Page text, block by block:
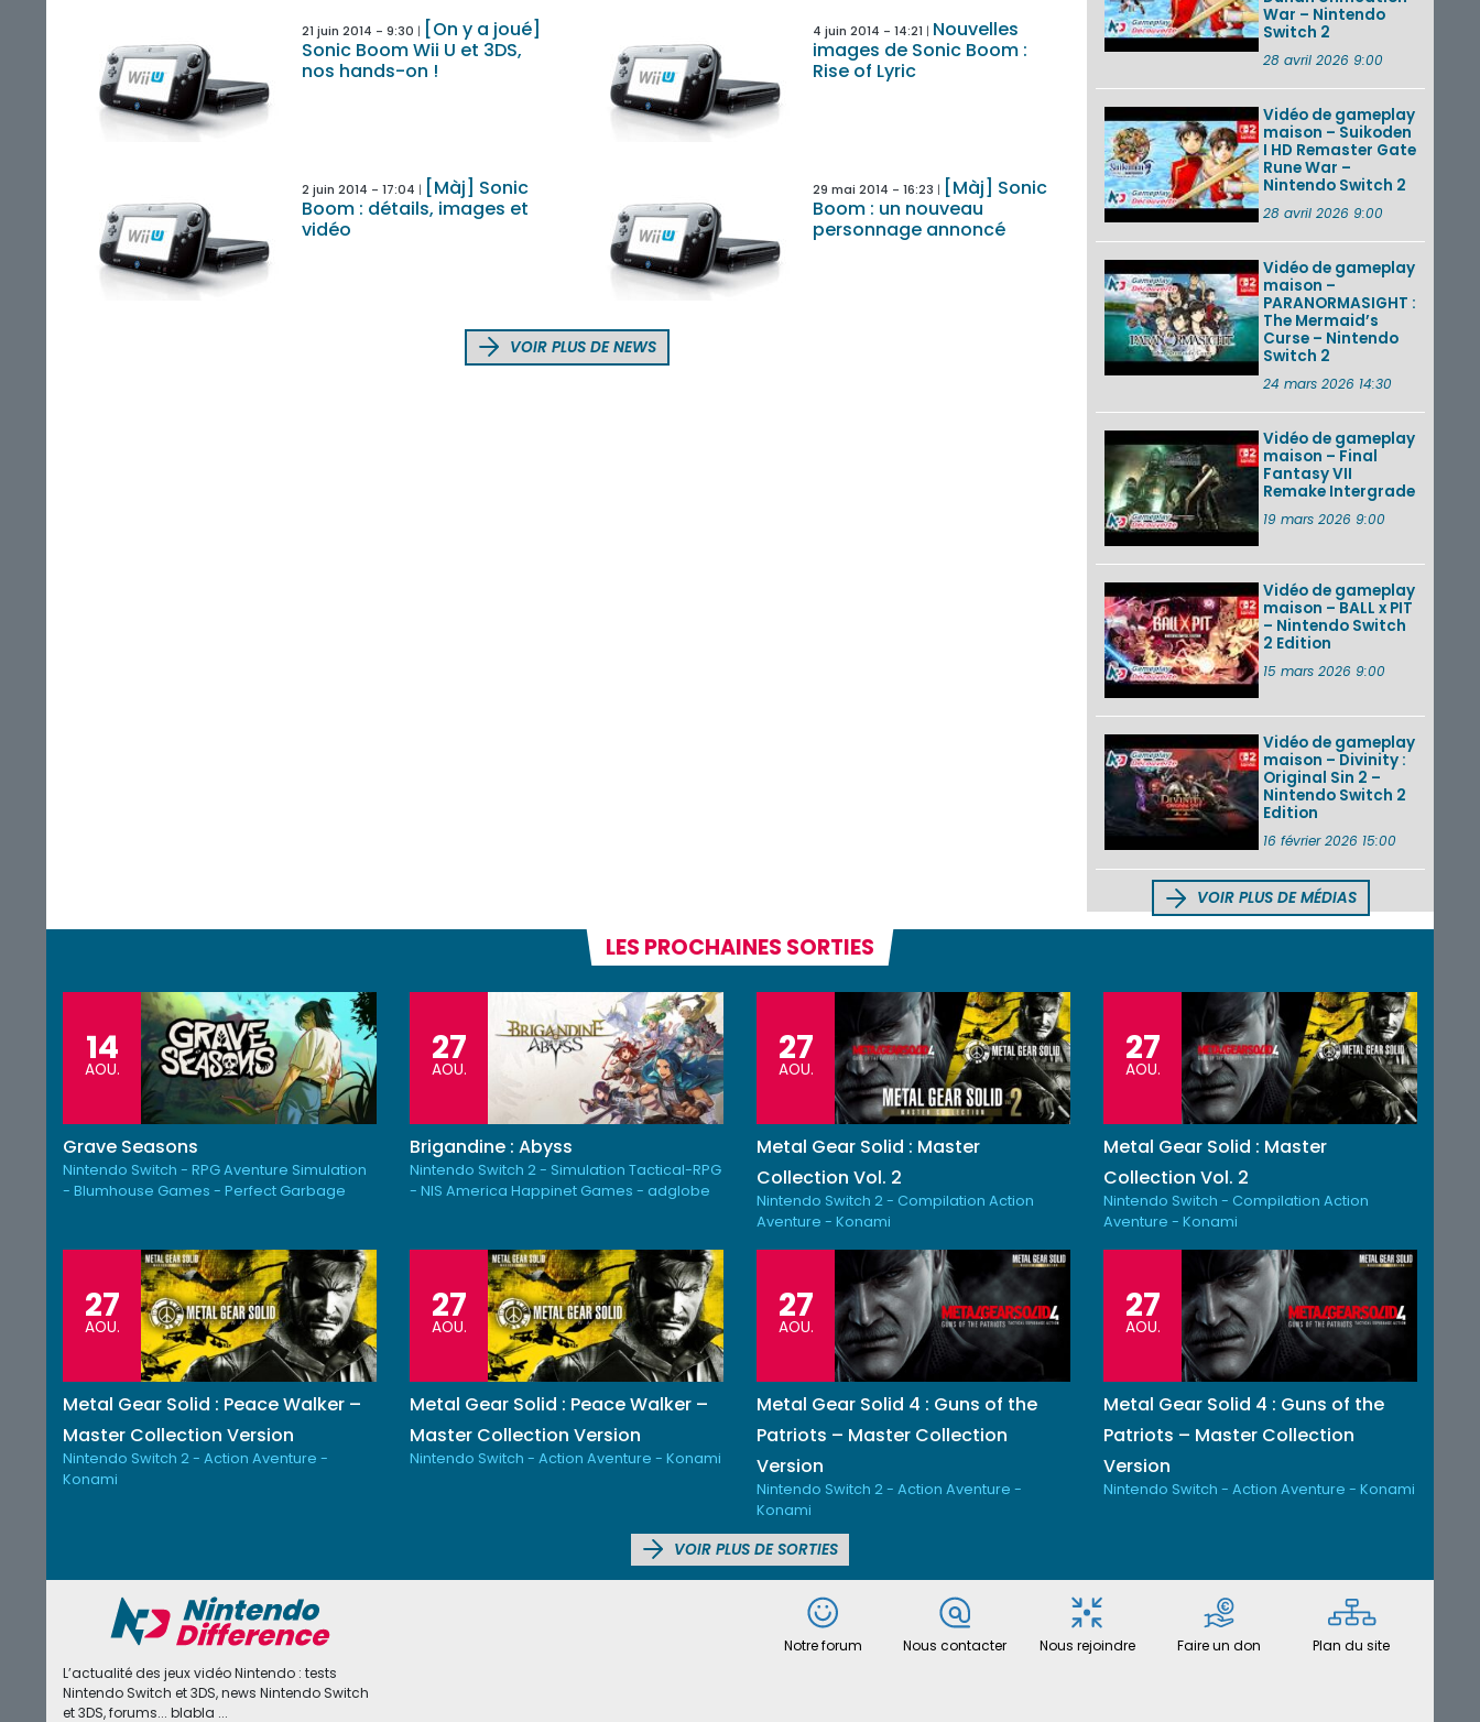
21 juin 2014 - 9:30
[On y a joué]
Sonic Boom Wii U et 3DS,
nos hands-on !
4 juin 2014 - 14:21
Nouvelles
images de Sonic Boom :
Rise of Lyric
2 juin 2014 - 17:04
[Màj] Sonic
Boom : détails, images et
vidéo
29 mai 2014 - 16:23
[Màj] Sonic
Boom : un nouveau
personnage annoncé
VOIR PLUS DE NEWS
War – Nintendo
Switch 2
28 avril 2026 9:00
Vidéo de gameplay
maison – Suikoden
I HD Remaster Gate
Rune War –
Nintendo Switch 2
28 avril 2026 9:00
Vidéo de gameplay
maison –
PARANORMASIGHT :
The Mermaid’s
Curse – Nintendo
Switch 2
24 mars 2026 14:30
Vidéo de gameplay
maison – Final
Fantasy VII
Remake Intergrade
19 mars 2026 9:00
Vidéo de gameplay
maison – BALL x PIT
– Nintendo Switch
2 Edition
15 mars 2026 9:00
Vidéo de gameplay
maison – Divinity :
Original Sin 2 –
Nintendo Switch 2
Edition
16 février 2026 15:00
VOIR PLUS DE MÉDIAS
LES PROCHAINES SORTIES
14
AOU.
Grave Seasons
Nintendo Switch - RPG Aventure Simulation
- Blumhouse Games - Perfect Garbage
27
AOU.
Brigandine : Abyss
Nintendo Switch 2 - Simulation Tactical-RPG
- NIS America Happinet Games - adglobe
27
AOU.
Metal Gear Solid : Master
Collection Vol. 2
Nintendo Switch 2 - Compilation Action
Aventure - Konami
27
AOU.
Metal Gear Solid : Master
Collection Vol. 2
Nintendo Switch - Compilation Action
Aventure - Konami
27
AOU.
Metal Gear Solid : Peace Walker –
Master Collection Version
Nintendo Switch 2 - Action Aventure -
Konami
27
AOU.
Metal Gear Solid : Peace Walker –
Master Collection Version
Nintendo Switch - Action Aventure - Konami
27
AOU.
Metal Gear Solid 4 : Guns of the
Patriots – Master Collection
Version
Nintendo Switch 2 - Action Aventure -
Konami
27
AOU.
Metal Gear Solid 4 : Guns of the
Patriots – Master Collection
Version
Nintendo Switch - Action Aventure - Konami
VOIR PLUS DE SORTIES
L’actualité des jeux vidéo Nintendo : tests
Nintendo Switch et 3DS, news Nintendo Switch
et 3DS, forums... blabla ...
Notre forum Nous contacter Nous rejoindre Faire un don Plan du site